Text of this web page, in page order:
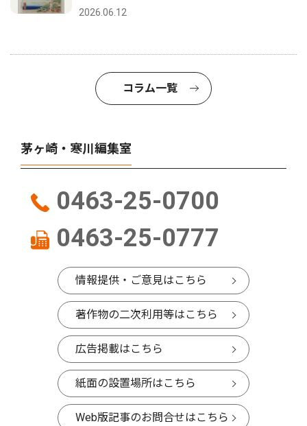
2026.06.12
コラム一覧
茅ヶ崎・寒川編集室
0463-25-0700
0463-25-0777
情報提供・ご意見はこちら
著作物の二次利用等はこちら
広告掲載はこちら
紙面の設置場所はこちら
Web版記事のお問合せはこちら